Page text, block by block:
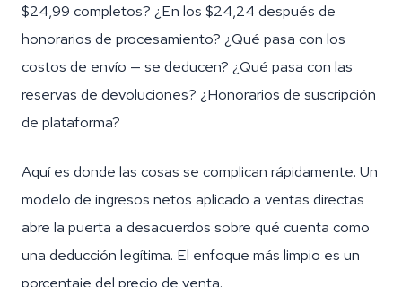
$24,99 completos? ¿En los $24,24 después de
honorarios de procesamiento? ¿Qué pasa con los
costos de envío — se deducen? ¿Qué pasa con las
reservas de devoluciones? ¿Honorarios de suscripción
de plataforma?
Aquí es donde las cosas se complican rápidamente. Un
modelo de ingresos netos aplicado a ventas directas
abre la puerta a desacuerdos sobre qué cuenta como
una deducción legítima. El enfoque más limpio es un
porcentaje del precio de venta.